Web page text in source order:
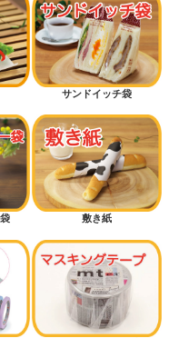
サンドイッチ袋
敷き紙